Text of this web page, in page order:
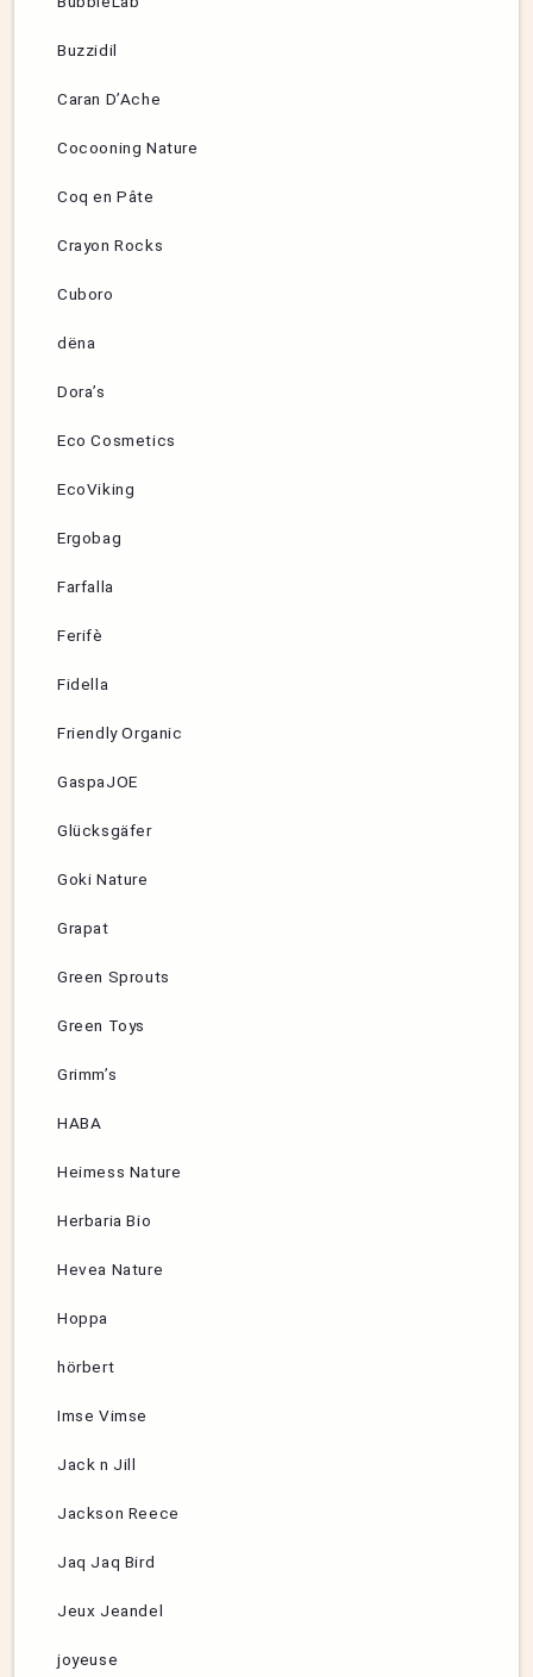
Buzzidil
Caran D’Ache
Cocooning Nature
Coq en Pâte
Crayon Rocks
Cuboro
dëna
Dora’s
Eco Cosmetics
EcoViking
Ergobag
Farfalla
Ferifè
Fidella
Friendly Organic
GaspaJOE
Glücksgäfer
Goki Nature
Grapat
Green Sprouts
Green Toys
Grimm’s
HABA
Heimess Nature
Herbaria Bio
Hevea Nature
Hoppa
hörbert
Imse Vimse
Jack n Jill
Jackson Reece
Jaq Jaq Bird
Jeux Jeandel
joyeuse